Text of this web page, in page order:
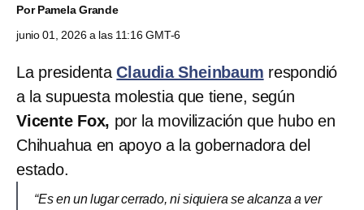
PorPamela Grande
junio 01, 2026 a las 11:16 GMT-6
La presidentaClaudia Sheinbaum respondió
a la supuesta molestia que tiene, según
Vicente Fox, por la movilización que hubo en
Chihuahua en apoyo a la gobernadora del
estado.
“Es en un lugar cerrado, ni siquiera se alcanza a ver